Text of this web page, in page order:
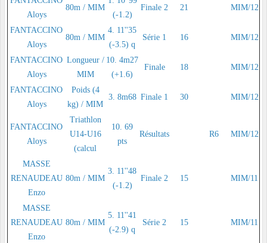
Aloys
80m / MIM
(-1.2)
Finale 2 21 MIM/12
FANTACCINO
Aloys
80m / MIM
4. 11''35
(-3.5) q
Série 1 16 MIM/12
FANTACCINO
Aloys
Longueur /
MIM
10. 4m27
(+1.6)
Finale 18 MIM/12
FANTACCINO
Aloys
Poids (4
kg) / MIM
3. 8m68 Finale 1 30 MIM/12
FANTACCINO
Aloys
Triathlon
U14-U16
(calcul
10. 69
pts
Résultats R6 MIM/12
MASSE
RENAUDEAU
Enzo
80m / MIM
3. 11''48
(-1.2)
Finale 2 15 MIM/11
MASSE
RENAUDEAU
Enzo
80m / MIM
5. 11''41
(-2.9) q
Série 2 15 MIM/11